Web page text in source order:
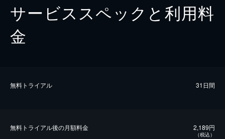
サービススペックと利用料
金
無料トライアル 31日間
無料トライアル後の⽉額料金 2,189円
（税込）